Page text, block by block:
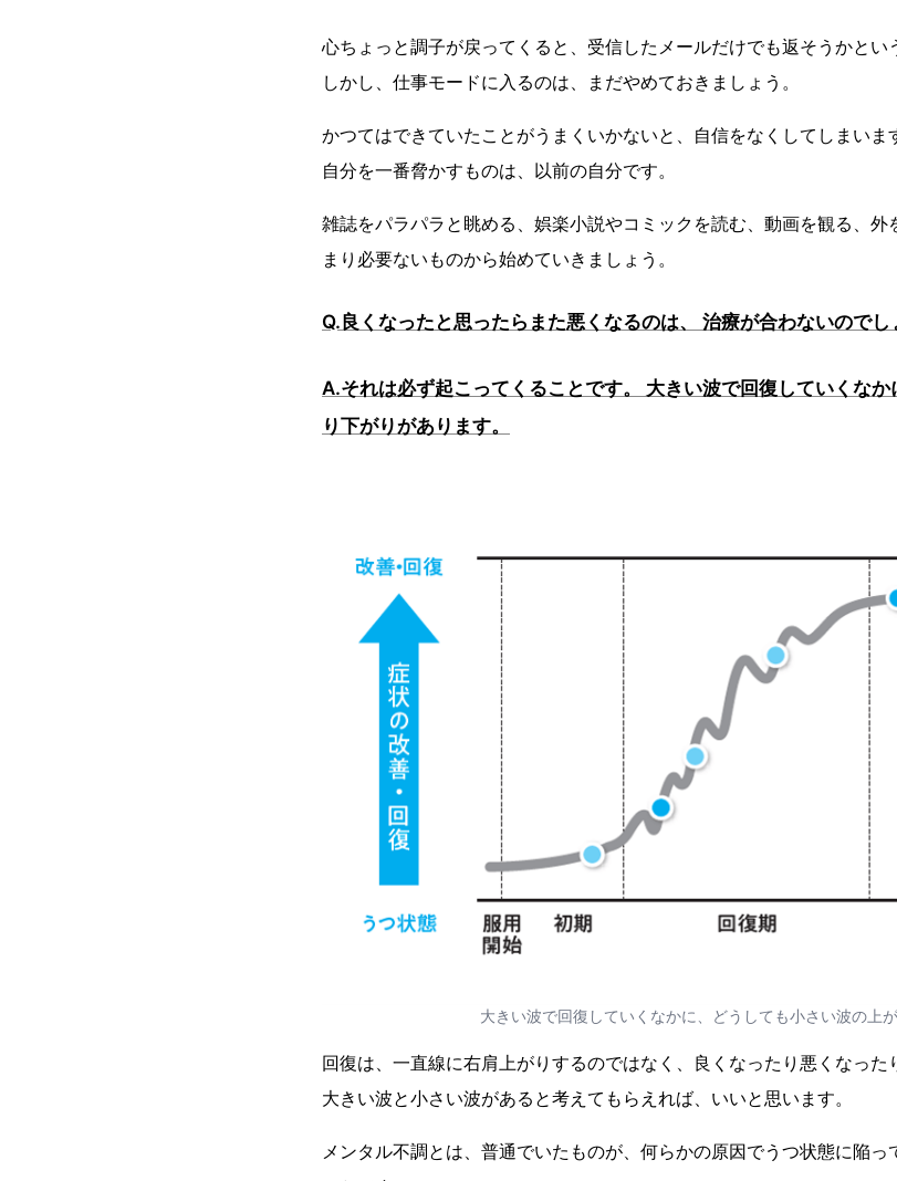
心ちょっと調子が戻ってくると、受信したメールだけでも返そうかとい
しかし、仕事モードに入るのは、まだやめておきましょう。
かつてはできていたことがうまくいかないと、自信をなくしてしまいま
自分を一番脅かすものは、以前の自分です。
雑誌をパラパラと眺める、娯楽小説やコミックを読む、動画を観る、
まり必要ないものから始めていきましょう。
Q.良くなったと思ったらまた悪くなるのは、 治療が合わないのでし
A.それは必ず起こってくることです。 大きい波で回復していくな
り下がりがあります。
大きい波で回復していくなかに、どうしても小さい波の上
回復は、一直線に右肩上がりするのではなく、良くなったり悪くなった
大きい波と小さい波があると考えてもらえれば、いいと思います。
メンタル不調とは、普通でいたものが、何らかの原因でうつ状態に陥